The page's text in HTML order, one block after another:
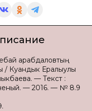
Қарабдаловтың
/ Куандык Ералыулы
— Текст :
— 2016. — № 8.9